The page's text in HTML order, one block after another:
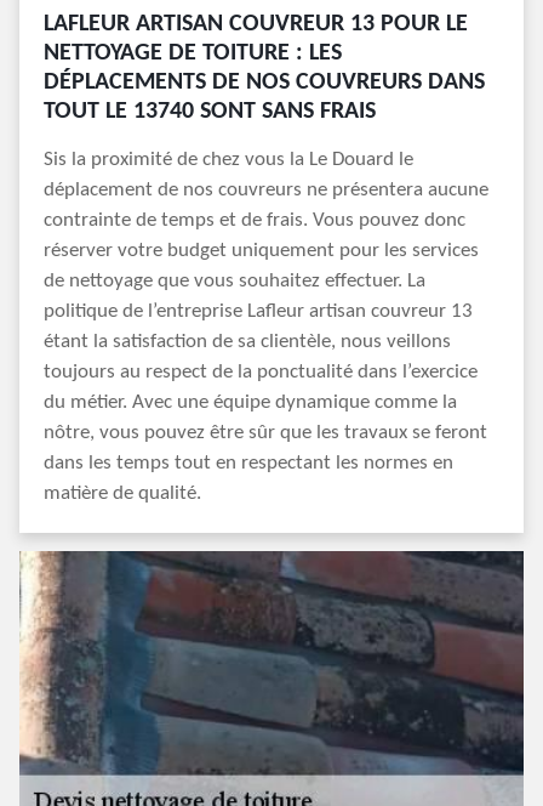
LAFLEUR ARTISAN COUVREUR 13 POUR LE
NETTOYAGE DE TOITURE : LES
DÉPLACEMENTS DE NOS COUVREURS DANS
TOUT LE 13740 SONT SANS FRAIS
Sis la proximité de chez vous la Le Douard le
déplacement de nos couvreurs ne présentera aucune
contrainte de temps et de frais. Vous pouvez donc
réserver votre budget uniquement pour les services
de nettoyage que vous souhaitez effectuer. La
politique de l’entreprise Lafleur artisan couvreur 13
étant la satisfaction de sa clientèle, nous veillons
toujours au respect de la ponctualité dans l’exercice
du métier. Avec une équipe dynamique comme la
nôtre, vous pouvez être sûr que les travaux se feront
dans les temps tout en respectant les normes en
matière de qualité.